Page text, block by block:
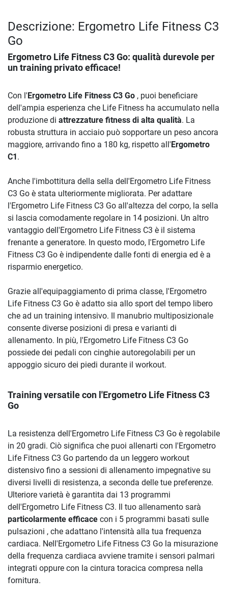
Descrizione: Ergometro Life Fitness C3
Go
Ergometro Life Fitness C3 Go: qualità durevole per
un training privato efficace!
Con l' Ergometro Life Fitness C3 Go , puoi beneficiare
dell'ampia esperienza che Life Fitness ha accumulato nella
produzione di attrezzature fitness di alta qualità. La
robusta struttura in acciaio può sopportare un peso ancora
maggiore, arrivando fino a 180 kg, rispetto all' Ergometro
C1 .
Anche l'imbottitura della sella dell'Ergometro Life Fitness
C3 Go è stata ulteriormente migliorata. Per adattare
l'Ergometro Life Fitness C3 Go all'altezza del corpo, la sella
si lascia comodamente regolare in 14 posizioni. Un altro
vantaggio dell'Ergometro Life Fitness C3 è il sistema
frenante a generatore. In questo modo, l'Ergometro Life
Fitness C3 Go è indipendente dalle fonti di energia ed è a
risparmio energetico.
Grazie all'equipaggiamento di prima classe, l'Ergometro
Life Fitness C3 Go è adatto sia allo sport del tempo libero
che ad un training intensivo. Il manubrio multiposizionale
consente diverse posizioni di presa e varianti di
allenamento. In più, l'Ergometro Life Fitness C3 Go
possiede dei pedali con cinghie autoregolabili per un
appoggio sicuro dei piedi durante il workout.
Training versatile con l'Ergometro Life Fitness C3
Go
La resistenza dell'Ergometro Life Fitness C3 Go è regolabile
in 20 gradi. Ciò significa che puoi allenarti con l'Ergometro
Life Fitness C3 Go partendo da un leggero workout
distensivo fino a sessioni di allenamento impegnative su
diversi livelli di resistenza, a seconda delle tue preferenze.
Ulteriore varietà è garantita dai 13 programmi
dell'Ergometro Life Fitness C3. Il tuo allenamento sarà
particolarmente efficace con i 5 programmi basati sulle
pulsazioni , che adattano l'intensità alla tua frequenza
cardiaca. Nell'Ergometro Life Fitness C3 Go la misurazione
della frequenza cardiaca avviene tramite i sensori palmari
integrati oppure con la cintura toracica compresa nella
fornitura.